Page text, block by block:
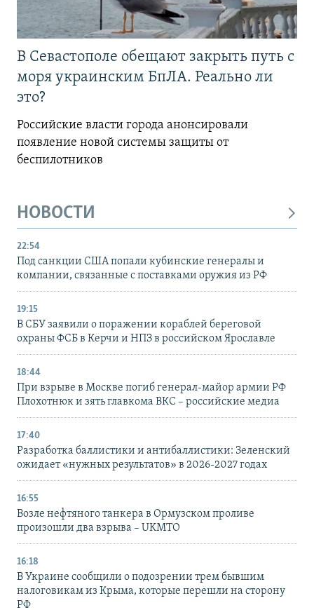
В Севастополе обещают закрыть путь с
моря украинским БпЛА. Реально ли
это?
Российские власти города анонсировали
появление новой системы защиты от
беспилотников
НОВОСТИ
22:54
Под санкции США попали кубинские генералы и
компании, связанные с поставками оружия из РФ
19:15
В СБУ заявили о поражении кораблей береговой
охраны ФСБ в Керчи и НПЗ в российском Ярославле
18:44
При взрыве в Москве погиб генерал-майор армии РФ
Плохотнюк и зять главкома ВКС – российские медиа
17:40
Разработка баллистики и антибаллистики: Зеленский
ожидает «нужных результатов» в 2026-2027 годах
16:55
Возле нефтяного танкера в Ормузском проливе
произошли два взрыва – UKMTO
16:18
В Украине сообщили о подозрении трем бывшим
налоговикам из Крыма, которые перешли на сторону
РФ